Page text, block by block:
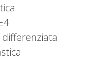
differenziata